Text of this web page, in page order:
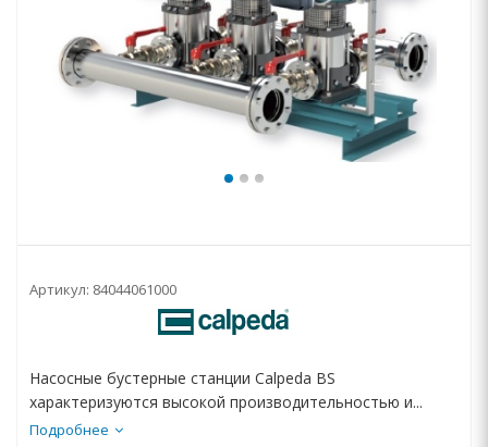
Артикул: 84044061000
Насосные бустерные станции Calpeda BS
характеризуются высокой производительностью и...
Подробнее